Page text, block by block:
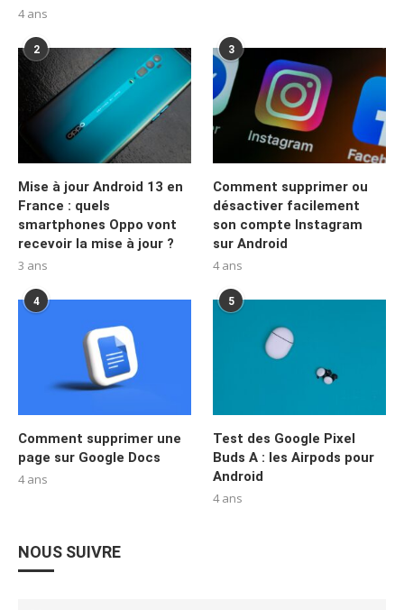
4 ans
2
Mise à jour Android 13 en
France : quels
smartphones Oppo vont
recevoir la mise à jour ?
3 ans
3
Comment supprimer ou
désactiver facilement
son compte Instagram
sur Android
4 ans
4
Comment supprimer une
page sur Google Docs
4 ans
5
Test des Google Pixel
Buds A : les Airpods pour
Android
4 ans
NOUS SUIVRE